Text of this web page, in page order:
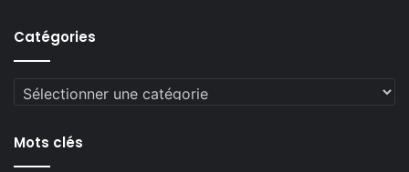
Catégories
Catégories
Mots clés